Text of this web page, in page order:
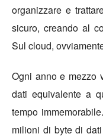
organizzare e
sicuro, creando al
Sul cloud,
Ogni anno e mezzo
dati equivalente a
tempo
milioni di byte di